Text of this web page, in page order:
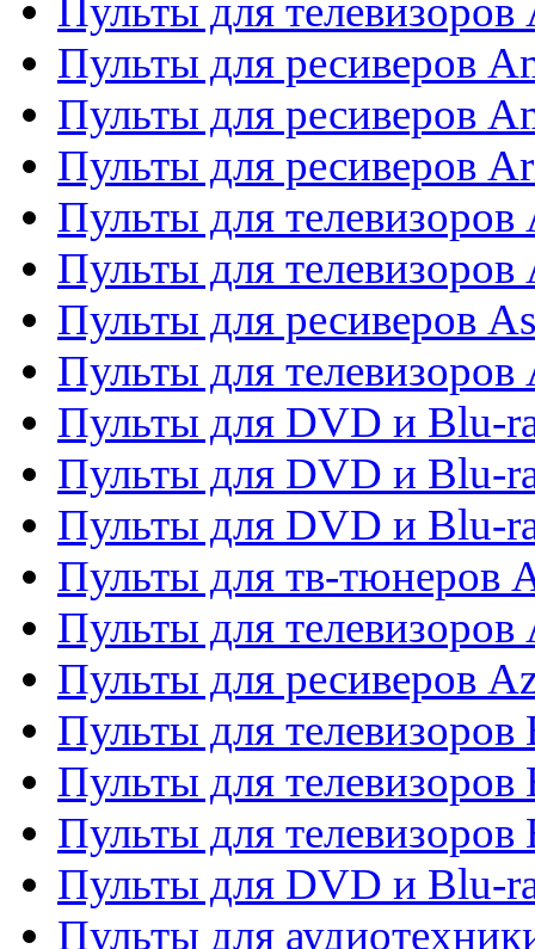
Пульты для
Пульты для ресиверов
Пульты для ресиверов
Пульты для ресиверов
Пульты для
Пульты для телевизоров
Пульты для ресиверов
Пульты для телевизоров
Пульты для DVD и Blu-
Пульты для DVD и Blu-
Пульты для DVD и Blu-
Пульты для тв-тюнеров
Пульты для телевизоров
Пульты для ресиверов
Пульты для
Пульты для
Пульты для
Пульты для DVD и Blu-
Пульты для